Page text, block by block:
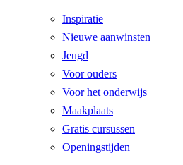
Inspiratie
Nieuwe aanwinsten
Jeugd
Voor ouders
Voor het onderwijs
Maakplaats
Gratis cursussen
Openingstijden